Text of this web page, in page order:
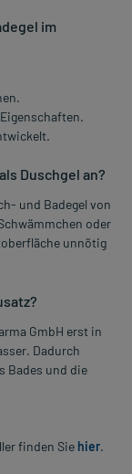
im
Duschgel an?
und Badegel von
oder
unnötig
GmbH erst in
Dadurch
Bades und die
finden Sie hier.